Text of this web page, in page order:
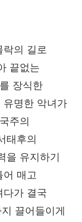
의 길로
끝없는
장식한
유명한 악녀가
주의
태후의
을 유지하기
어 매고
다가 결국
끌어들이게